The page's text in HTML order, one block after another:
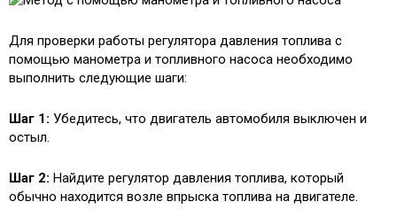
Для проверки работы регулятора давления топлива с
помощью манометра и топливного насоса необходимо
выполнить следующие шаги:
Шаг 1: Убедитесь, что двигатель автомобиля выключен и
остыл.
Шаг 2: Найдите регулятор давления топлива, который
обычно находится возле впрыска топлива на двигателе.